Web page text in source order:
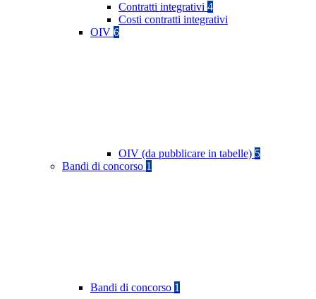
Contratti integrativi 4
Costi contratti integrativi
OIV 6
OIV (da pubblicare in tabelle) 5
Bandi di concorso 1
Bandi di concorso 1